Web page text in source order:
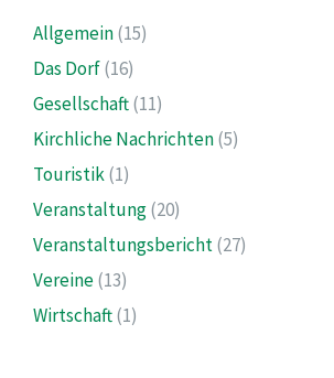
Allgemein(15)
Das Dorf(16)
Gesellschaft(11)
Kirchliche Nachrichten(5)
Touristik(1)
Veranstaltung(20)
Veranstaltungsbericht(27)
Vereine(13)
Wirtschaft(1)